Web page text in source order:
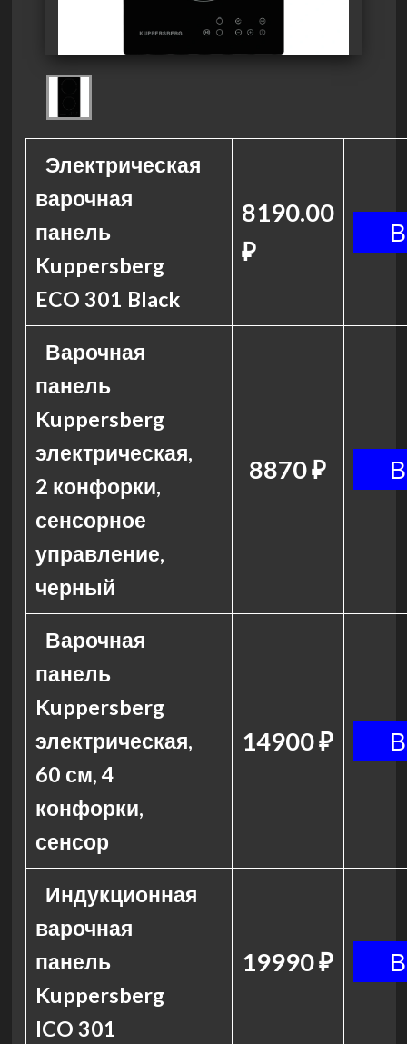
Электрическая
варочная
панель
Kuppersberg
ECO 301 Black
8190.00
₽
Варочная
панель
Kuppersberg
электрическая,
2 конфорки,
сенсорное
управление,
черный
8870 ₽
Варочная
панель
Kuppersberg
электрическая,
60 см, 4
конфорки,
сенсор
14900 ₽
Индукционная
варочная
панель
Kuppersberg
ICO 301
19990 ₽